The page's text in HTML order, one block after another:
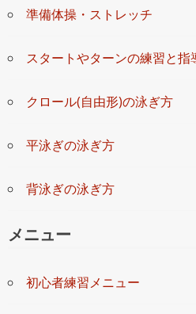
準備体操・ストレッチ
スタートやターンの練習と指
クロール(自由形)の泳ぎ方
平泳ぎの泳ぎ方
背泳ぎの泳ぎ方
メニュー
初心者練習メニュー